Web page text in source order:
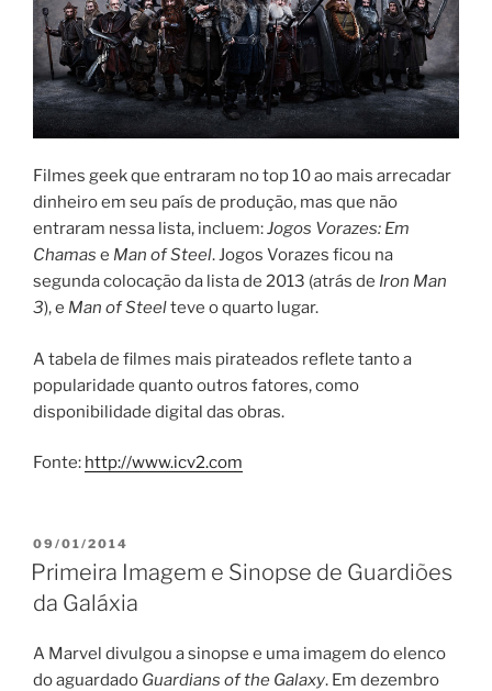
Filmes geek que entraram no top 10 ao mais arrecadar
dinheiro em seu país de produção, mas que não
entraram nessa lista, incluem:Jogos Vorazes: Em
Chamas e Man of Steel. Jogos Vorazes ficou na
segunda colocação da lista de 2013 (atrás de Iron Man
3), e Man of Steelteve o quarto lugar.
A tabela de filmes mais pirateados reflete tanto a
popularidade quanto outros fatores, como
disponibilidade digital das obras.
Fonte: http://www.icv2.com
PUBLICADO
EM
09/01/2014
Primeira Imagem e Sinopse de Guardiões
da Galáxia
A Marvel divulgou a sinopse e uma imagem do elenco
do aguardado Guardians of the Galaxy. Em dezembro